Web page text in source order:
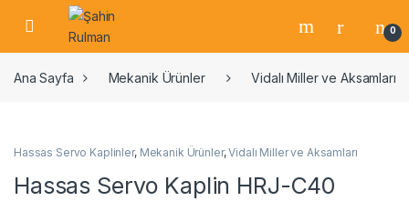
0
Ana Sayfa Mekanik Ürünler Vidalı Miller ve Aksamları
Hassas Servo Kaplinler, Mekanik Ürünler,Vidalı Miller ve Aksamları
Hassas Servo Kaplin HRJ-C40